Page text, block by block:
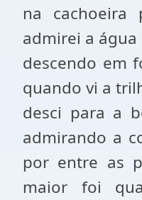
na
admirei a
descendo em
quando vi a
desci para a
admirando a
por entre as
maior foi